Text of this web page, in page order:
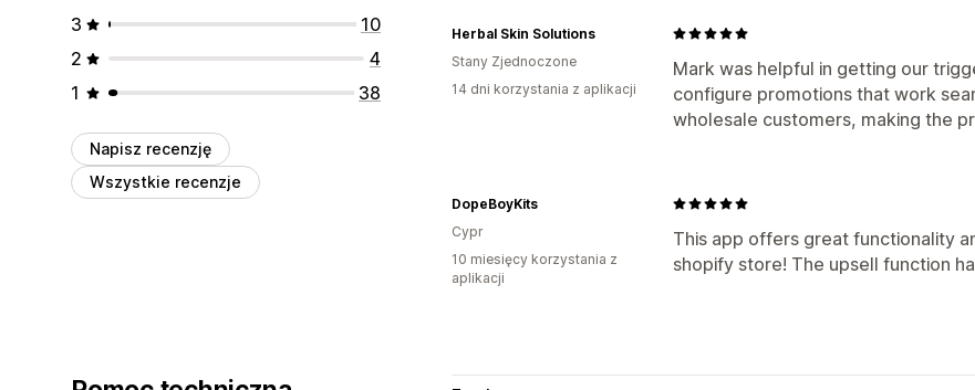
3
10
2
4
1
38
Napisz recenzję
Wszystkie recenzje
Mark was helpful in getting our
configure promotions that work
wholesale customers, making the
Herbal Skin Solutions
Stany Zjednoczone
14 dni korzystania z aplikacji
This app offers great functionality
shopify store! The upsell function
DopeBoyKits
Cypr
10 miesięcy korzystania z
aplikacji